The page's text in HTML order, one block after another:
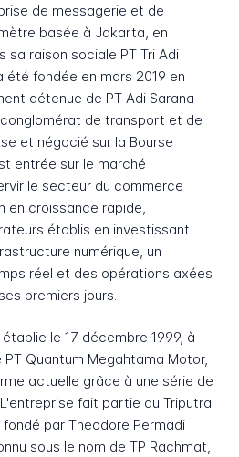
de messagerie et de
basée à Jakarta, en
sa raison sociale PT Tri Adi
été fondée en mars 2019 en
détenue de PT Adi Sarana
conglomérat de transport et de
et négocié sur la Bourse
entrée sur le marché
le secteur du commerce
en croissance rapide,
établis en investissant
numérique, un
réel et des opérations axées
premiers jours.
le 17 décembre 1999, à
PT Quantum Megahtama Motor,
actuelle grâce à une série de
fait partie du Triputra
par Theodore Permadi
sous le nom de TP Rachmat,